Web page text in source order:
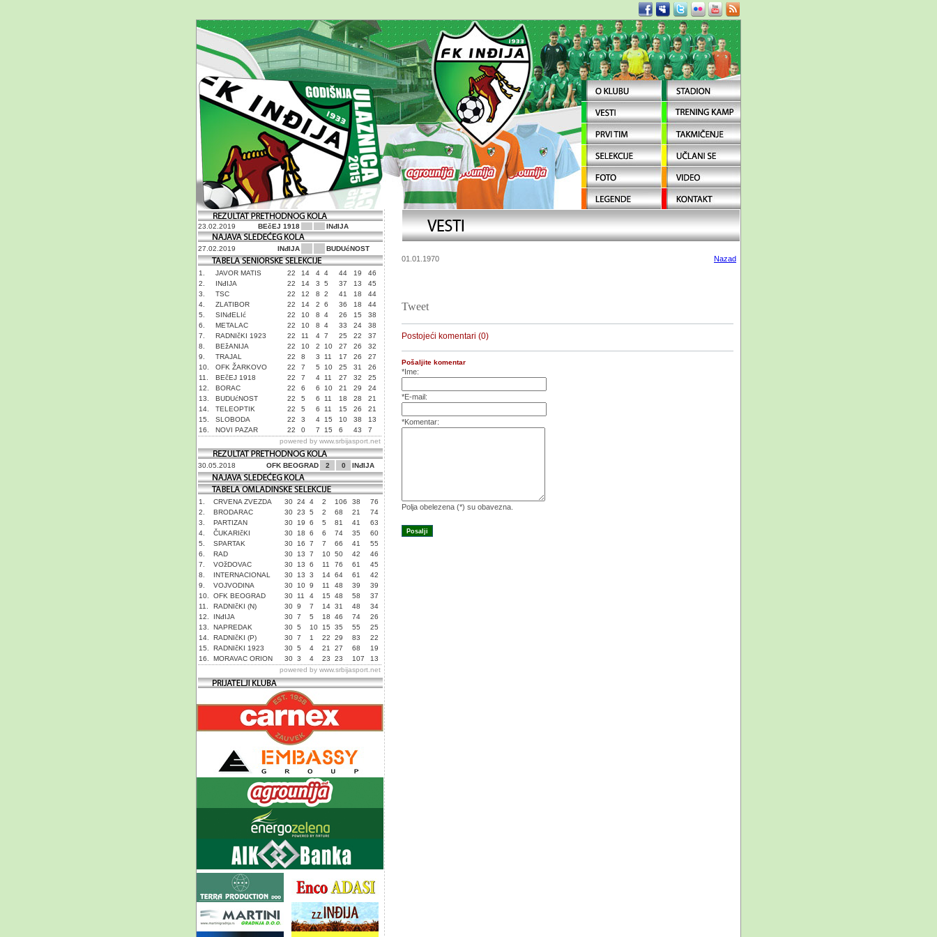
23.02.2019 BEčEJ 1918 INđIJA
27.02.2019 INđIJA BUDUćNOST
1. JAVOR MATIS 22 14 4 4 44 19
46
2.
INđIJA 22 14 3 5 37 13
45
3.
TSC 22 12 8 2 41 18
44
4.
ZLATIBOR 22 14 2 6 36 18
44
5.
SINđELIć 22 10 8 4 26 15
38
6.
METALAC 22 10 8 4 33 24
38
7.
RADNIčKI 1923 22 11 4 7 25 22
37
8.
BEžANIJA 22 10 2 10 27 26
32
9.
TRAJAL 22 8 3 11 17 26
27
10.
OFK ŽARKOVO 22 7 5 10 25 31
26
11.
BEčEJ 1918 22 7 4 11 27 32
25
12.
BORAC 22 6 6 10 21 29
24
13.
BUDUćNOST 22 5 6 11 18 28
21
14.
TELEOPTIK 22 5 6 11 15 26
21
15.
SLOBODA 22 3 4 15 10 38
13
16.
NOVI PAZAR 22 0 7 15 6 43
7
powered by www.srbijasport.net
30.05.2018 OFK BEOGRAD 2 0 INđIJA
1. CRVENA ZVEZDA 30 24 4 2 106 38
76
2.
BRODARAC 30 23 5 2 68 21
74
3.
PARTIZAN 30 19 6 5 81 41
63
4.
ČUKARIčKI 30 18 6 6 74 35
60
5.
SPARTAK 30 16 7 7 66 41
55
6.
RAD 30 13 7 10 50 42
46
7.
VOžDOVAC 30 13 6 11 76 61
45
8.
INTERNACIONAL 30 13 3 14 64 61
42
9.
VOJVODINA 30 10 9 11 48 39
39
10.
OFK BEOGRAD 30 11 4 15 48 58
37
11.
RADNIčKI (N) 30 9 7 14 31 48
34
12.
INđIJA 30 7 5 18 46 74
26
13.
NAPREDAK 30 5 10 15 35 55
25
14.
RADNIčKI (P) 30 7 1 22 29 83
22
15.
RADNIčKI 1923 30 5 4 21 27 68
19
16.
MORAVAC ORION 30 3 4 23 23 107
13
powered by www.srbijasport.net
01.01.1970 Nazad
Tweet
Postojeći komentari (0)
Pošaljite komentar
*Ime:
*E-mail:
*Komentar:
Polja obelezena (*) su obavezna.